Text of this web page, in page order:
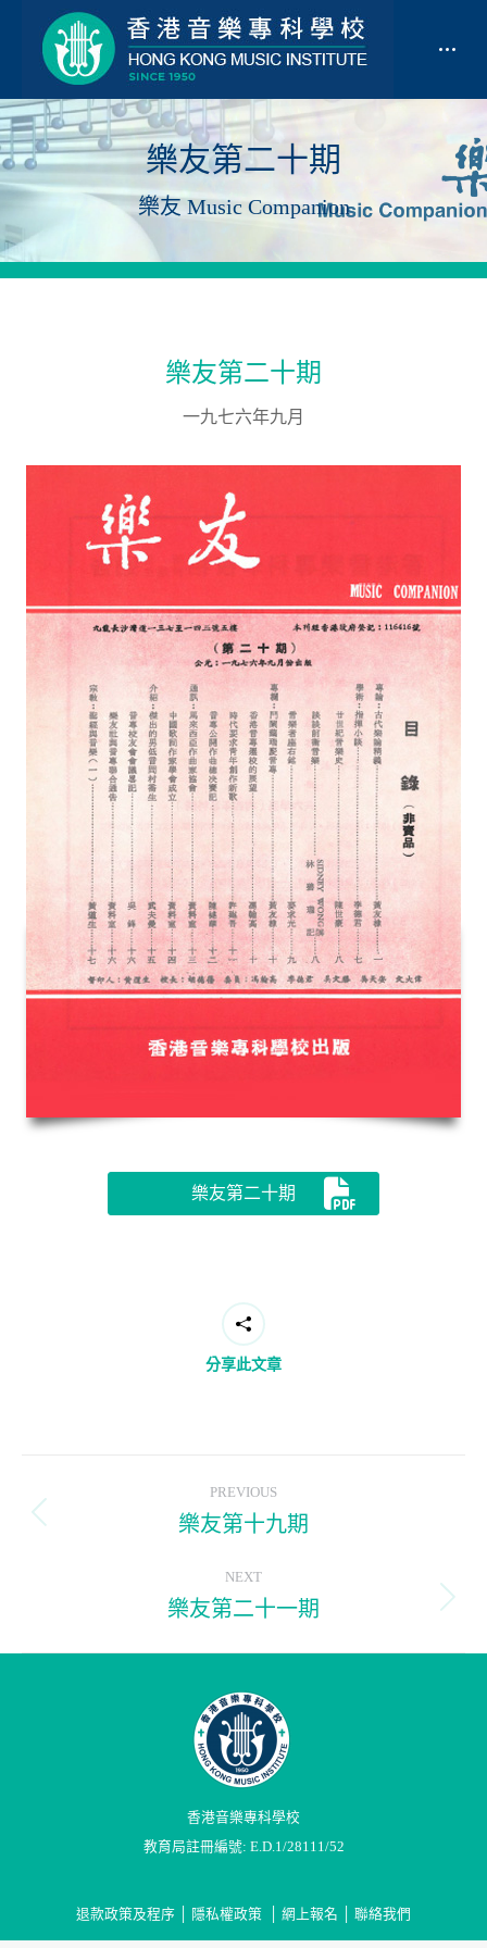
樂友第二十期
樂友 Music Companion
樂友第二十期
一九七六年九月
樂友第二十期
分享此文章
navigation
PREVIOUS
Previous
樂友第十九期
NEXT
Next
樂友第二十一期
香港音樂專科學校
教育局註冊編號: E.D.1/28111/52
退款政策及程序 隱私權政策 網上報名 聯絡我們